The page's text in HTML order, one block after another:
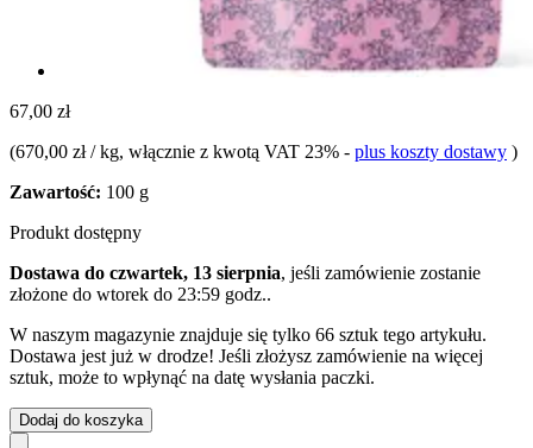
67,00 zł
(670,00 zł / kg, włącznie z kwotą VAT 23% - plus koszty dostawy )
Zawartość: 100 g
Produkt dostępny
Dostawa do czwartek, 13 sierpnia, jeśli zamówienie zostanie
złożone do wtorek do 23:59 godz..
W naszym magazynie znajduje się tylko 66 sztuk tego artykułu.
Dostawa jest już w drodze! Jeśli złożysz zamówienie na więcej
sztuk, może to wpłynąć na datę wysłania paczki.
Dodaj do koszyka